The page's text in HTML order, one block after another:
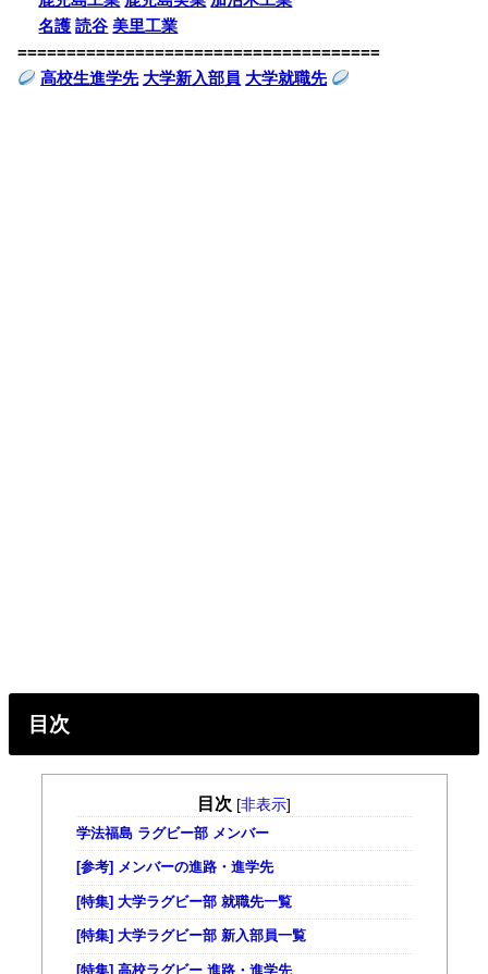
名護 読谷 美里工業
=====================================
高校生進学先 大学新入部員 大学就職先
目次
目次 [非表示]
学法福島 ラグビー部 メンバー
[参考] メンバーの進路・進学先
[特集] 大学ラグビー部 就職先一覧
[特集] 大学ラグビー部 新入部員一覧
[特集] 高校ラグビー 進路・進学先